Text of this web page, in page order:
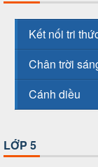
Kết nối tri
Chân trời
Cánh diều
LỚP 5